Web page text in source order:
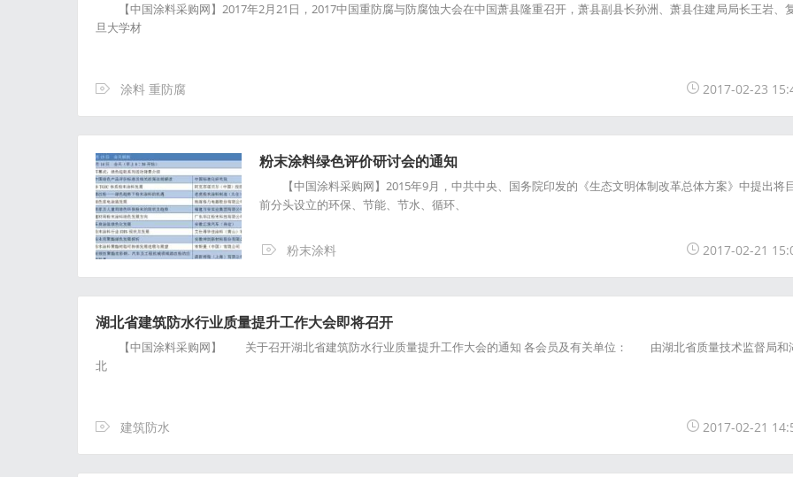
【中国涂料采购网】2017年2月21日，2017中国重防腐与防腐蚀大会在中国萧县隆重召开，萧县副县长孙洲、萧县住建局局长王岩、
旦大学材
涂料 重防腐 2017-02-23
粉末涂料绿色评价研讨会的通知
【中国涂料采购网】2015年9月，中共中央、国务院印发的《生态文明体制改革总体方案》中提出将
前分头设立的环保、节能、节水、循环、
粉末涂料 2017-02-21
湖北省建筑防水行业质量提升工作大会即将召开
【中国涂料采购网】 关于召开湖北省建筑防水行业质量提升工作大会的通知 各会员及有关单位： 由湖北省质量技术监督局和
北
建筑防水 2017-02-21